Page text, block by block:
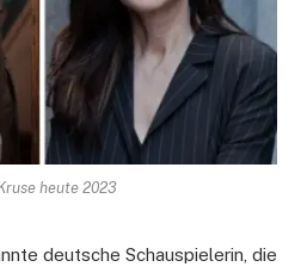
heute 2023
deutsche Schauspielerin, die